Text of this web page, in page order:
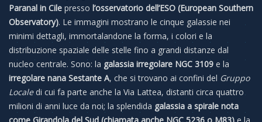
Paranal in Cile presso l’osservatorio dell’ESO (European Southern
Observatory). Le immagini mostrano le cinque galassie nei
minimi dettagli, immortalandone la forma, i colori e la
distribuzione spaziale delle stelle fino a grandi distanze dal
nucleo centrale. Sono: la galassia irregolare NGC 3109 e la
irregolare nana Sestante A, che si trovano ai confini del Gruppo
Localedi cui fa parte anche la Via Lattea, distanti circa quattro
milioni di anni luce da noi; la splendida galassia a spirale nota